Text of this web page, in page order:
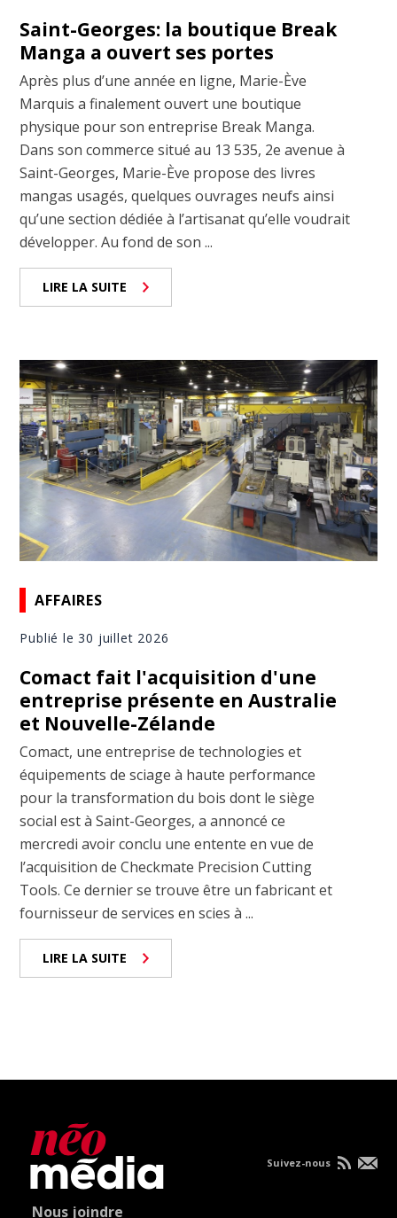
Saint-Georges: la boutique Break
Manga a ouvert ses portes
Après plus d’une année en ligne, Marie-Ève
Marquis a finalement ouvert une boutique
physique pour son entreprise Break Manga.
Dans son commerce situé au 13 535, 2e avenue à
Saint-Georges, Marie-Ève propose des livres
mangas usagés, quelques ouvrages neufs ainsi
qu’une section dédiée à l’artisanat qu’elle voudrait
développer. Au fond de son ...
LIRE LA SUITE
AFFAIRES
Publié le 30 juillet 2026
Comact fait l'acquisition d'une
entreprise présente en Australie
et Nouvelle-Zélande
Comact, une entreprise de technologies et
équipements de sciage à haute performance
pour la transformation du bois dont le siège
social est à Saint-Georges, a annoncé ce
mercredi avoir conclu une entente en vue de
l’acquisition de Checkmate Precision Cutting
Tools. Ce dernier se trouve être un fabricant et
fournisseur de services en scies à ...
LIRE LA SUITE
Nous joindre
Suivez-nous